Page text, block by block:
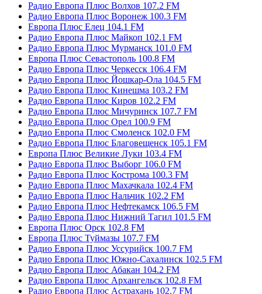
Радио Европа Плюс Волхов 107.2 FM
Радио Европа Плюс Воронеж 100.3 FM
Европа Плюс Елец 104.1 FM
Радио Европа Плюс Майкоп 102.1 FM
Радио Европа Плюс Мурманск 101.0 FM
Европа Плюс Севастополь 100.8 FM
Радио Европа Плюс Черкесск 106.4 FM
Радио Европа Плюс Йошкар-Ола 104.5 FM
Радио Европа Плюс Кинешма 103.2 FM
Радио Европа Плюс Киров 102.2 FM
Радио Европа Плюс Мичуринск 107.7 FM
Радио Европа Плюс Орел 100.9 FM
Радио Европа Плюс Смоленск 102.0 FM
Радио Европа Плюс Благовещенск 105.1 FM
Европа Плюс Великие Луки 103.4 FM
Радио Европа Плюс Выборг 106.0 FM
Радио Европа Плюс Кострома 100.3 FM
Радио Европа Плюс Махачкала 102.4 FM
Радио Европа Плюс Нальчик 102.2 FM
Радио Европа Плюс Нефтекамск 106.5 FM
Радио Европа Плюс Нижний Тагил 101.5 FM
Европа Плюс Орск 102.8 FM
Европа Плюс Туймазы 107.7 FM
Радио Европа Плюс Уссурийск 100.7 FM
Радио Европа Плюс Южно-Сахалинск 102.5 FM
Радио Европа Плюс Абакан 104.2 FM
Радио Европа Плюс Архангельск 102.8 FM
Радио Европа Плюс Астрахань 102.7 FM